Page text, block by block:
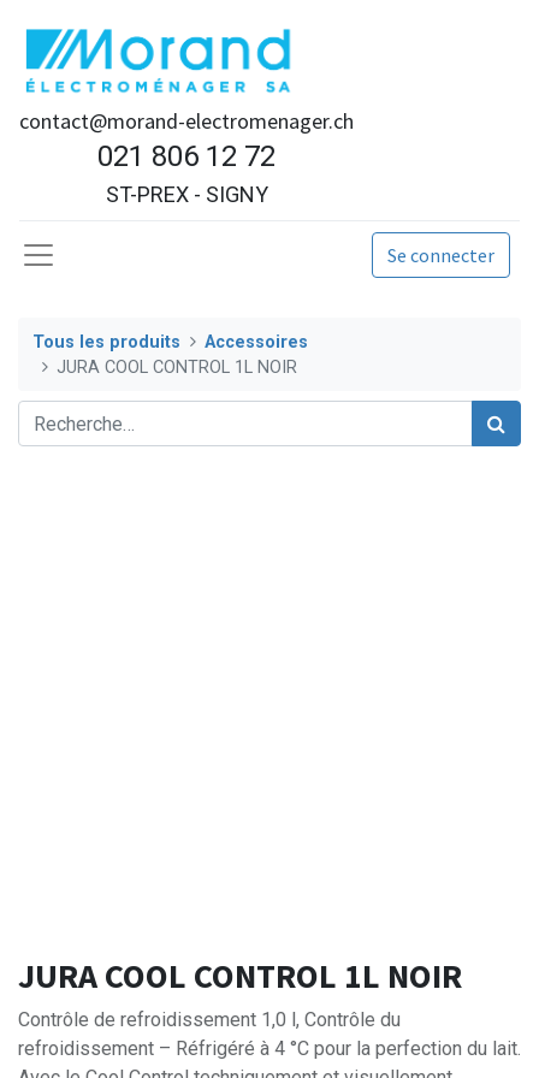
contact@morand-electromenager.ch
021 806 12 72
ST-PREX - SIGNY
Se connecter
Tous les produits
Accessoires
JURA COOL CONTROL 1L NOIR
JURA COOL CONTROL 1L NOIR
Contrôle de refroidissement 1,0 l, Contrôle du
refroidissement – Réfrigéré à 4 °C pour la perfection du lait.